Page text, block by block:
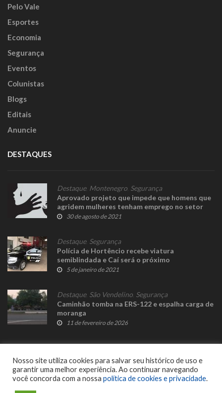
Pelo Vale
Esportes
Economia
Segurança
Eventos
Colunistas
Blogs
Editais
Anuncie
DESTAQUES
Destaque, Montenegro Segurança
Aprovado projeto que impede que homens que
agridem mulheres tenham emprego no setor
público
30 de agosto de 2021
Destaque, Segurança
Polícia de Hortêncio recebe viatura
semiblindada e Caí será o próximo
5 de janeiro de 2021
Destaque, São Vendelino Segurança
Caminhão tomba na ERS-122 e espalha carga de
moranga
11 de fevereiro de 2026
© 2023 Fato Novo - Todos os direitos reservados. Desenvolvido por
Nosso site utiliza cookies para salvar seu histórico de uso e
garantir uma melhor experiência. Ao continuar navegando
você concorda com a nossa política de cookies e privacidade.